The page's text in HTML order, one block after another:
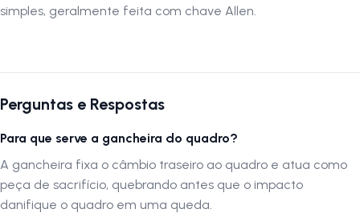
simples, geralmente feita com chave Allen.
Perguntas e Respostas
Para que serve a gancheira do quadro?
A gancheira fixa o câmbio traseiro ao quadro e atua como
peça de sacrifício, quebrando antes que o impacto
danifique o quadro em uma queda.